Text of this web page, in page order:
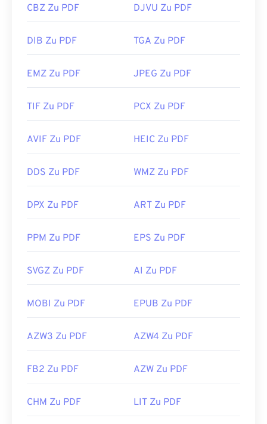
CBZ Zu PDF DJVU Zu PDF
DIB Zu PDF TGA Zu PDF
EMZ Zu PDF JPEG Zu PDF
TIF Zu PDF PCX Zu PDF
AVIF Zu PDF HEIC Zu PDF
DDS Zu PDF WMZ Zu PDF
DPX Zu PDF ART Zu PDF
PPM Zu PDF EPS Zu PDF
SVGZ Zu PDF AI Zu PDF
MOBI Zu PDF EPUB Zu PDF
AZW3 Zu PDF AZW4 Zu PDF
FB2 Zu PDF AZW Zu PDF
CHM Zu PDF LIT Zu PDF